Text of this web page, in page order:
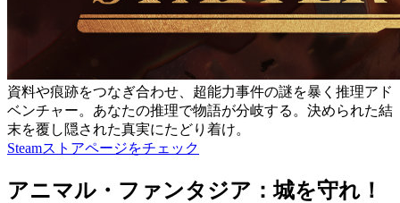
資料や痕跡をつなぎ合わせ、超能力事件の謎を暴く推理アド
ベンチャー。あなたの推理で物語が分岐する。決められた結
末を覆し隠された真実にたどり着け。
Steamストアページをチェック
アニマル・ファンタジア：城を守れ！